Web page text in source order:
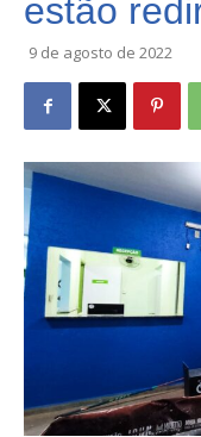
estão
9 de agosto de 2022